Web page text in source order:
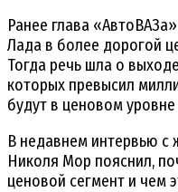
Ранее глава
Лада в более дорогой
Тогда речь шла о
которых превысил
будут в ценовом
В недавнем интервью с
Николя Мор пояснил,
ценовой сегмент и чем